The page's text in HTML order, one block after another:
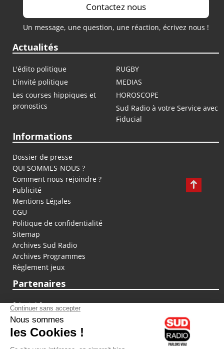
Contactez nous
Un message, une question, une réaction, écrivez nous !
Actualités
L'édito politique
RUGBY
L'invité politique
MEDIAS
Les courses hippiques et
pronostics
HOROSCOPE
Sud Radio à votre Service avec
Fiducial
Informations
Dossier de presse
QUI SOMMES-NOUS ?
Comment nous rejoindre ?
Publicité
Mentions Légales
CGU
Politique de confidentialité
Sitemap
Archives Sud Radio
Archives Programmes
Règlement jeux
Partenaires
fiducial.fr
lyoncapitale.fr
olympique-et-lyonnais.com